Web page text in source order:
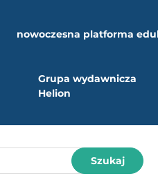
nowoczesna platforma
Grupa wydawnicza
Helion
Szukaj